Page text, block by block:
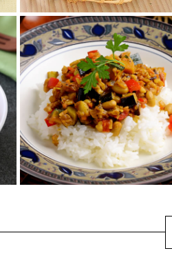
くるみとにんじんのカ
レーきんぴら
くるみを加えると食感がUP♪お
弁当のおかずにも大活躍！